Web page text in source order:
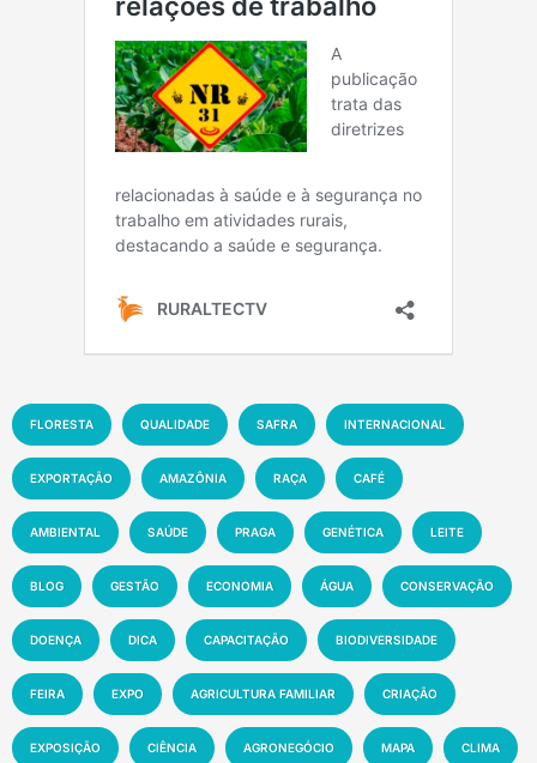
FLORESTA QUALIDADE SAFRA INTERNACIONAL
EXPORTAÇÃO AMAZÔNIA RAÇA CAFÉ
AMBIENTAL SAÚDE PRAGA GENÉTICA LEITE
BLOG GESTÃO ECONOMIA ÁGUA CONSERVAÇÃO
DOENÇA DICA CAPACITAÇÃO BIODIVERSIDADE
FEIRA EXPO AGRICULTURA FAMILIAR CRIAÇÃO
EXPOSIÇÃO CIÊNCIA AGRONEGÓCIO MAPA CLIMA